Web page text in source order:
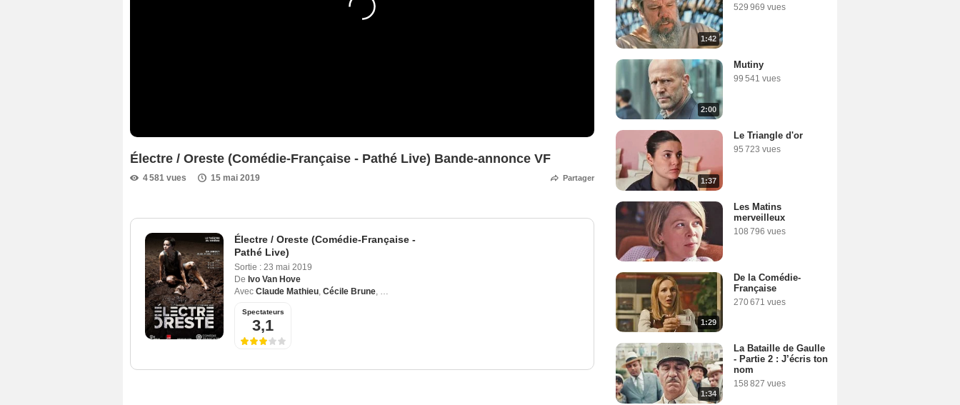
Électre / Oreste (Comédie-Française - Pathé Live) Bande-annonce VF
4 581 vues 15 mai 2019 Partager
Électre / Oreste (Comédie-Française -
Pathé Live)
Sortie : 23 mai 2019
De Ivo Van Hove
Avec Claude Mathieu, Cécile Brune, Sylvia Bergé
Spectateurs
3,1
1:42
529 969 vues
2:00
Mutiny
99 541 vues
1:37
Le Triangle d'or
95 723 vues
Les Matins
merveilleux
108 796 vues
1:29
De la Comédie-
Française
270 671 vues
1:34
La Bataille de Gaulle
- Partie 2 : J’écris ton
nom
158 827 vues